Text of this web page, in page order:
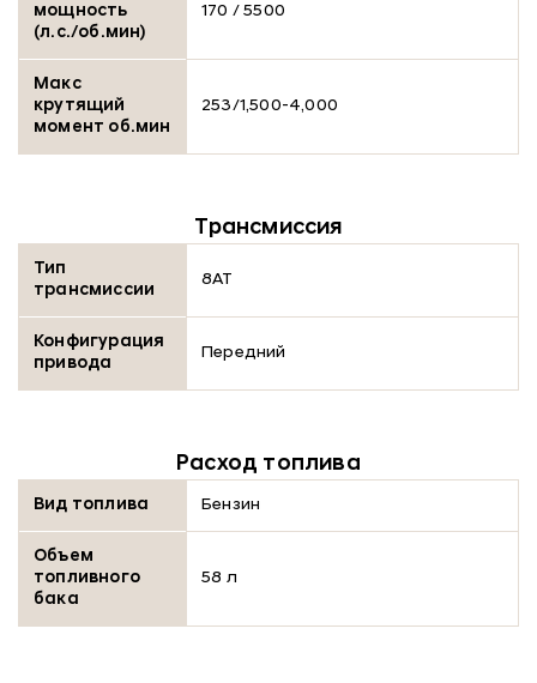
мощность
(л.с./об.мин)
170 / 5500
Макс
крутящий
момент об.мин
253/1,500-4,000
Трансмиссия
Тип
трансмиссии
8AT
Конфигурация
привода
Передний
Расход топлива
Вид топлива Бензин
Объем
топливного
бака
58 л